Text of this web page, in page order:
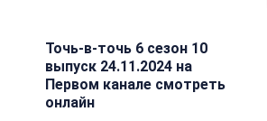
Точь-в-точь 6 сезон 10
выпуск 24.11.2024 на
Первом канале смотреть
онлайн